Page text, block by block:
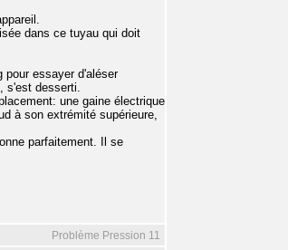
dans ce tuyau qui doit
pour essayer d'aléser
s'est desserti.
une gaine électrique
à son extrémité supérieure,
parfaitement. Il se
Problème Pression 11